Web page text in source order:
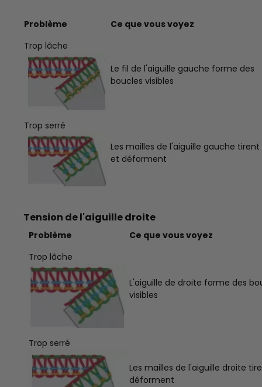
Problème
Ce que vous voyez
Trop lâche
Le fil de l'aiguille gauche forme des
boucles visibles
Trop serré
Les mailles de l'aiguille gauche tirent
et déforment
Tension de l'aiguille droite
Problème
Ce que vous voyez
Trop lâche
L'aiguille de droite forme des
visibles
Trop serré
Les mailles de l'aiguille droite
déforment